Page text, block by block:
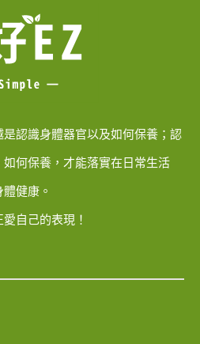
認識身體器官以及如何保養；認
何保養，才能落實在日常生活
健康。
自己的表現！